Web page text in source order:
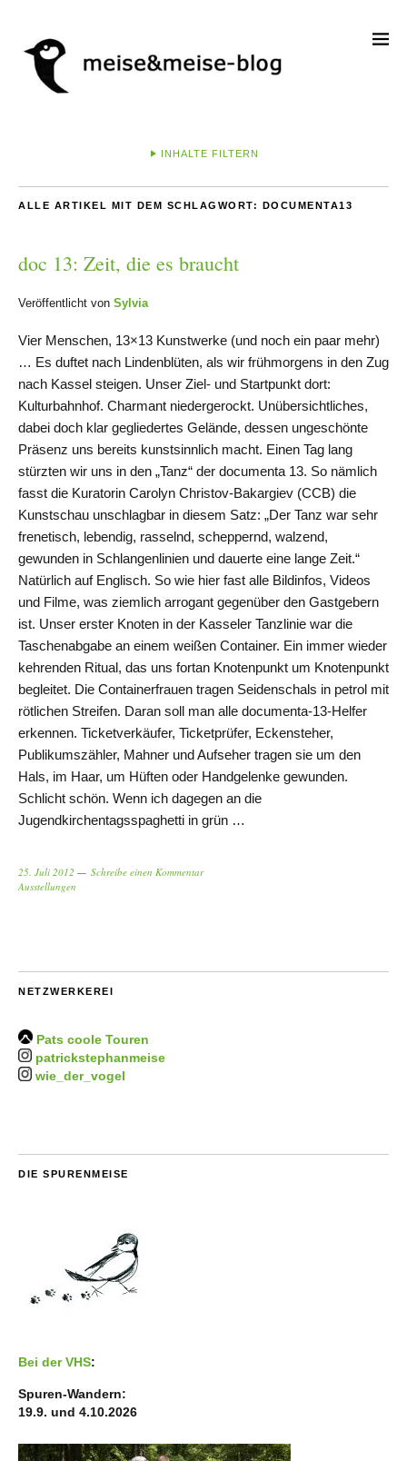
INHALTE FILTERN
ALLE ARTIKEL MIT DEM SCHLAGWORT: DOCUMENTA13
doc 13: Zeit, die es braucht
Veröffentlicht von Sylvia
Vier Menschen, 13×13 Kunstwerke (und noch ein paar mehr)
… Es duftet nach Lindenblüten, als wir frühmorgens in den Zug
nach Kassel steigen. Unser Ziel- und Startpunkt dort:
Kulturbahnhof. Charmant niedergerockt. Unübersichtliches,
dabei doch klar gegliedertes Gelände, dessen ungeschönte
Präsenz uns bereits kunstsinnlich macht. Einen Tag lang
stürzten wir uns in den „Tanz“ der documenta 13. So nämlich
fasst die Kuratorin Carolyn Christov-Bakargiev (CCB) die
Kunstschau unschlagbar in diesem Satz: „Der Tanz war sehr
frenetisch, lebendig, rasselnd, scheppernd, walzend,
gewunden in Schlangenlinien und dauerte eine lange Zeit.“
Natürlich auf Englisch. So wie hier fast alle Bildinfos, Videos
und Filme, was ziemlich arrogant gegenüber den Gastgebern
ist. Unser erster Knoten in der Kasseler Tanzlinie war die
Taschenabgabe an einem weißen Container. Ein immer wieder
kehrenden Ritual, das uns fortan Knotenpunkt um Knotenpunkt
begleitet. Die Containerfrauen tragen Seidenschals in petrol mit
rötlichen Streifen. Daran soll man alle documenta-13-Helfer
erkennen. Ticketverkäufer, Ticketprüfer, Eckensteher,
Publikumszähler, Mahner und Aufseher tragen sie um den
Hals, im Haar, um Hüften oder Handgelenke gewunden.
Schlicht schön. Wenn ich dagegen an die
Jugendkirchentagsspaghetti in grün …
25. Juli 2012
Schreibe einen Kommentar
Ausstellungen
NETZWERKEREI
Pats coole Touren
patrickstephanmeise
wie_der_vogel
DIE SPURENMEISE
Bei der VHS:
Spuren-Wandern:
19.9. und 4.10.2026